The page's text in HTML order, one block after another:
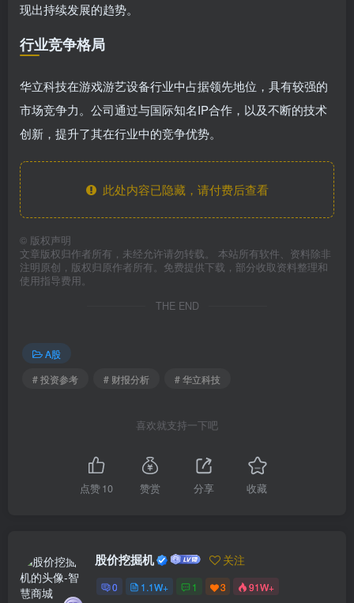
现出持续发展的趋势。
行业竞争格局
华立科技在游戏游艺设备行业中占据领先地位，具有较强的
市场竞争力。公司通过与国际知名IP合作，以及不断的技术
创新，提升了其在行业中的竞争优势。
此处内容已隐藏，请付费后查看
© 版权声明
文章版权归作者所有，未经允许请勿转载。 本站所有软件、资料除非
注明原创，版权归原作者所有。免费提供下载，部分收取资料整理和
使用指导费用。
THE END
A股
# 投资参考
# 财报分析 # 华立科技
喜欢就支持一下吧
点赞10 赞赏 分享 收藏
股价挖掘机 关注
0 1.1W+ 1 3 91W+